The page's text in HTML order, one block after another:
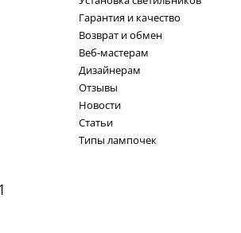
Гарантия и качество
Возврат и обмен
Веб-мастерам
Дизайнерам
Отзывы
Новости
Статьи
Типы лампочек